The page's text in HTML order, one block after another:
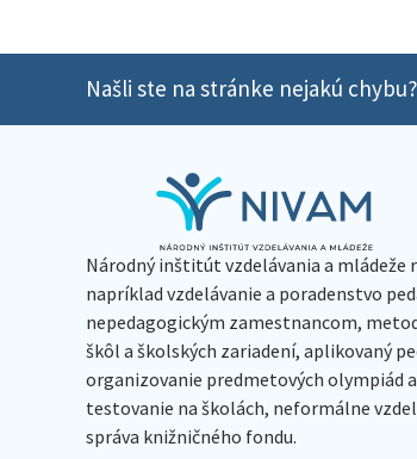
Našli ste na stránke nejakú
Národný inštitút vzdelávania a mládeže
napríklad vzdelávanie a poradenstvo
nepedagogickým zamestnancom,
škôl a školských zariadení, aplikovaný
organizovanie predmetových olympiád
testovanie na školách, neformálne
správa knižničného fondu.